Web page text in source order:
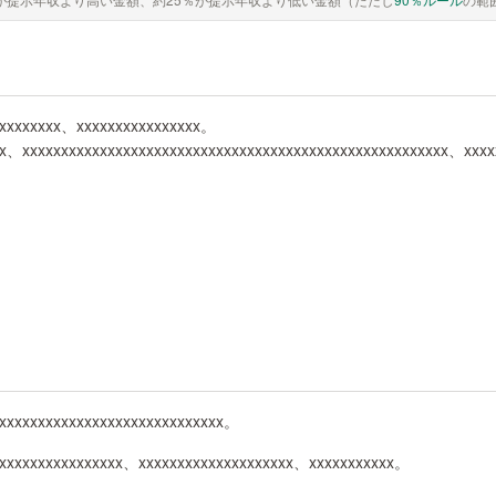
、xxxxxxxxxxxxxxxx。
xxxxxxxxxxxxxxxxxxxxxxxxxxxxxxxxxxxxxxxxxxxxxxxxxxxxxxx、
。
、xxxxxxxxxxxxxxxxxxxx、xxxxxxxxxxx。